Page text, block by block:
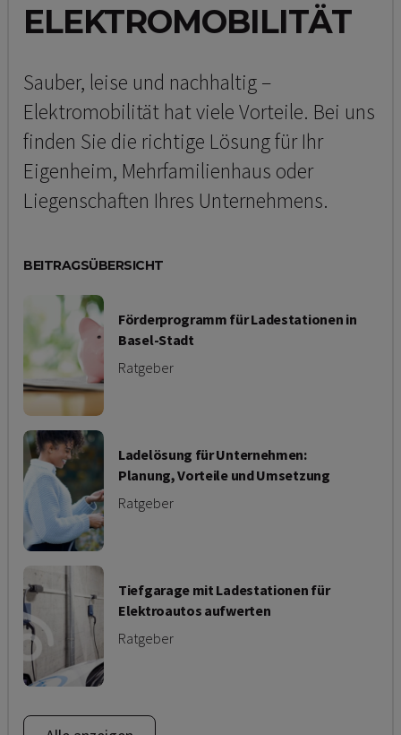
ELEKTROMOBILITÄT
Sauber, leise und nachhaltig –
Elektromobilität hat viele Vorteile. Bei uns
finden Sie die richtige Lösung für Ihr
Eigenheim, Mehrfamilienhaus oder
Liegenschaften Ihres Unternehmens.
BEITRAGSÜBERSICHT
Förderprogramm für Ladestationen in
Basel-Stadt
Ratgeber
Ladelösung für Unternehmen:
Planung, Vorteile und Umsetzung
Ratgeber
Tiefgarage mit Ladestationen für
Elektroautos aufwerten
Ratgeber